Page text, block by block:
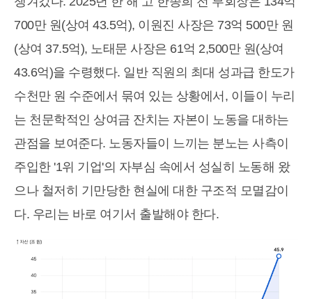
700만 원(상여 43.5억), 이원진 사장은 73억 500만 원
(상여 37.5억), 노태문 사장은 61억 2,500만 원(상여
43.6억)을 수령했다. 일반 직원의 최대 성과급 한도가
수천만 원 수준에서 묶여 있는 상황에서, 이들이 누리
는 천문학적인 상여금 잔치는 자본이 노동을 대하는
관점을 보여준다. 노동자들이 느끼는 분노는 사측이
주입한 '1위 기업'의 자부심 속에서 성실히 노동해 왔
으나 철저히 기만당한 현실에 대한 구조적 모멸감이
다. 우리는 바로 여기서 출발해야 한다.